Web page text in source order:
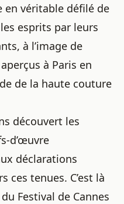
en véritable défilé de
esprits par leurs
à l’image de
à Paris en
de la haute couture
découvert les
d’œuvre
déclarations
ces tenues. C’est là
Festival de Cannes